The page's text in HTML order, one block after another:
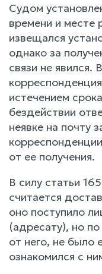
Судом
времени и месте
извещался
однако за
связи не явился.
истечением
бездействии
неявке на почту
от ее получения.
В силу статьи
считается
оно поступило
(адресату), но
от него, не было
ознакомился с